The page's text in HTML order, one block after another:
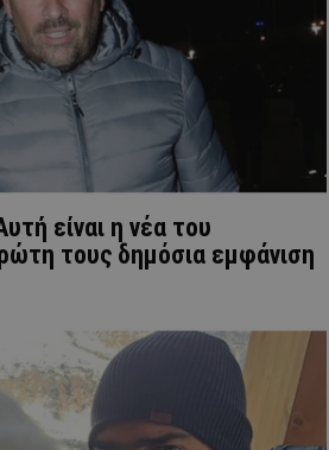
είναι η νέα του
τους δημόσια εμφάνιση